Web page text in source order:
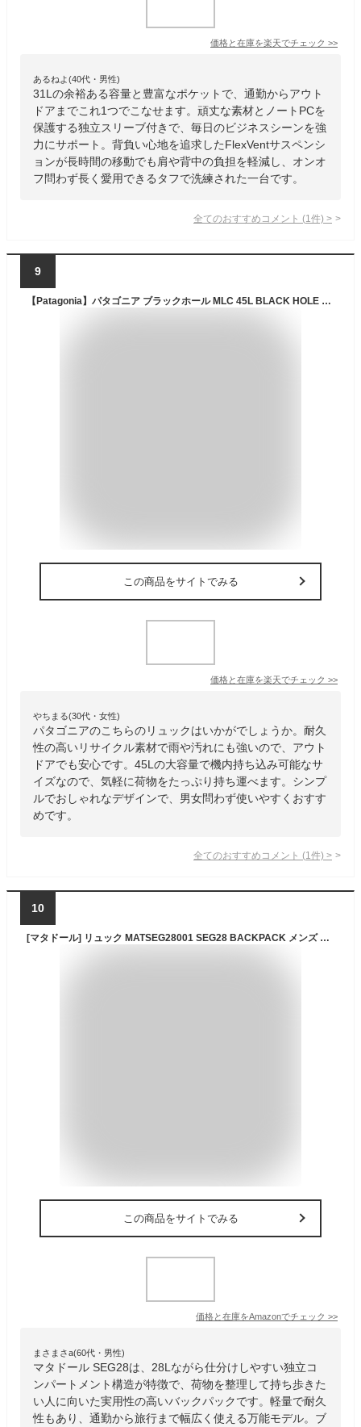
価格と在庫を楽天でチェック >>
あるねよ(40代・男性)
31Lの余裕ある容量と豊富なポケットで、通勤からアウト
ドアまでこれ1つでこなせます。頑丈な素材とノートPCを
保護する独立スリーブ付きで、毎日のビジネスシーンを強
力にサポート。背負い心地を追求したFlexVentサスペンシ
ョンが長時間の移動でも肩や背中の負担を軽減し、オンオ
フ問わず長く愛用できるタフで洗練された一台です。
全てのおすすめコメント (1 件) >
9
【Patagonia】パタゴニア ブラックホール MLC 45L BLACK HOLE バッグパック リュック バッグ メンズ レディース ブランドリュック 通勤 通学 登山 軽量 人気 おしゃれ アウトドア キャンプ 山登り 防水 機能性 男女兼用 ユニセックス 旅行 プレゼント 売れ筋
この商品をサイトでみる
価格と在庫を楽天でチェック >>
やちまる(30代・女性)
パタゴニアのこちらのリュックはいかがでしょうか。耐久
性の高いリサイクル素材で雨や汚れにも強いので、アウト
ドアでも安心です。45Lの大容量で機内持ち込み可能なサ
イズなので、気軽に荷物をたっぷり持ち運べます。シンプ
ルでおしゃれなデザインで、男女問わず使いやすくおすす
めです。
全てのおすすめコメント (1 件) >
10
[マタドール] リュック MATSEG28001 SEG28 BACKPACK メンズ BLACK [並行輸入品]
この商品をサイトでみる
価格と在庫をAmazonでチェック >>
まさまさa(60代・男性)
マタドール SEG28は、28Lながら仕分けしやすい独立コ
ンパートメント構造が特徴で、荷物を整理して持ち歩きた
い人に向いた実用性の高いバックパックです。軽量で耐久
性もあり、通勤から旅行まで幅広く使える万能モデル。ブ